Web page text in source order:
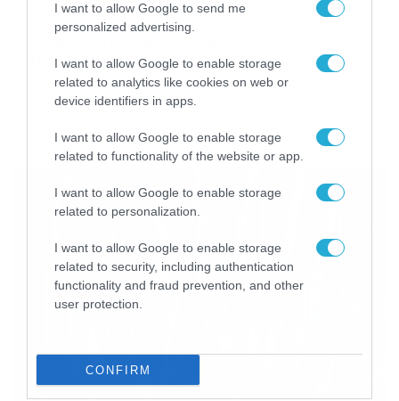
I want to allow Google to send me
personalized advertising.
I want to allow Google to enable storage
related to analytics like cookies on web or
device identifiers in apps.
I want to allow Google to enable storage
related to functionality of the website or app.
I want to allow Google to enable storage
related to personalization.
I want to allow Google to enable storage
related to security, including authentication
functionality and fraud prevention, and other
user protection.
CONFIRM
22/01/2020 22:18
Game of Thrones: Σενάρια για
επιστροφή… βόμβα
Φούντωσαν οι φήμες για το Game of Thrones. Η
βασίλισσα του Βορρά, Σόφι Τέρνερ, δεν είναι έτοιμη να
επιστρέψει στο Winterfell. Όταν ρωτήθηκε από το
Variety εάν θα επέστρεφε σε ένα από τα πολλά spinoffs
του «Game of Thrones» που βρίσκονται σήμερα σε
έδινα τα πάντα […]